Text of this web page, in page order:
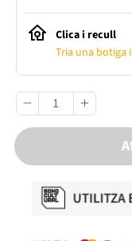
Clica i recull
Tria una botiga